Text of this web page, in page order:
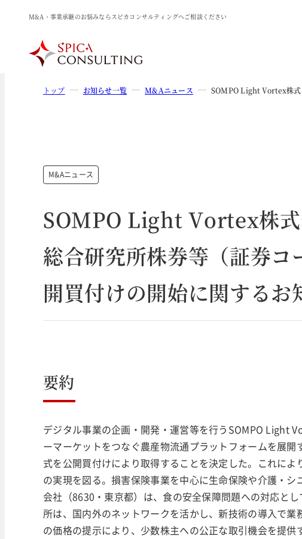
M&A・事業承継のお悩みならスピカコンサルティングへご相談ください
トップ お知らせ一覧 M&Aニュース SOMPO Light Vortex株式
M&Aニュース
SOMPO Light Vortex株式
総合研究所株券等（証券
開買付けの開始に関するお
要約
デジタル事業の企画・開発・運営等を行うSOMPO Light
ーマーケットをつなぐ農産物流通プラットフォームを展
式を公開買付けにより取得することを決定した。これに
の実現を図る。損害保険事業を中心に生命保険や介護・
会社（8630・東京都）は、食の安全保障問題への対応と
所は、国内外のネットワークを活かし、新技術の導入で
の価格の提示により、少数株主への公正な取引機会を提供